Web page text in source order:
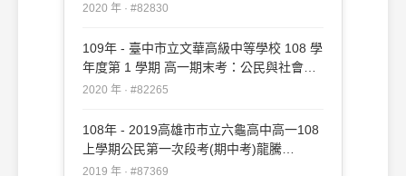
2020 年 · #82830
109年 - 臺中市立文華高級中等學校 108 學
年度第 1 學期 高一期末考：公民與社會
#82265
2020 年 · #82265
108年 - 2019高雄市市立六龜高中高一108
上學期公民第一次段考(期中考)龍騰
#87369
2019 年 · #87369